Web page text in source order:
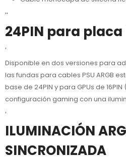
''
24PIN para placa
'
Disponible en dos versiones para
las fundas para cables PSU ARGB
base de 24PIN y para GPUs de
configuración gaming con una
'
ILUMINACIÓN
SINCRONIZADA